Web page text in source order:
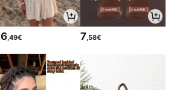
,49€ 7,58€